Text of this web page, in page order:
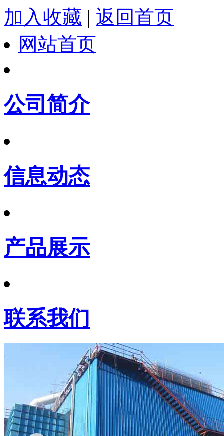
加入收藏 | 返回首页
网站首页
公司简介
信息动态
产品展示
联系我们